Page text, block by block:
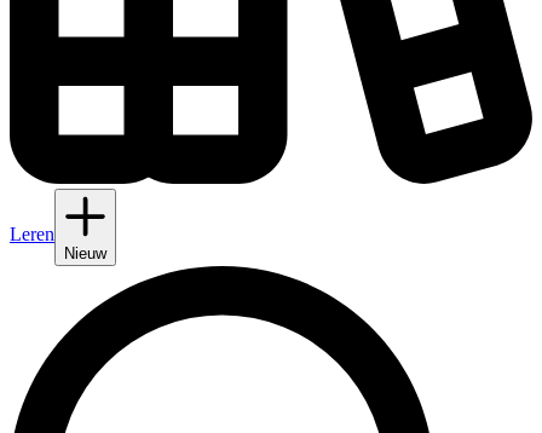
Leren
Nieuw